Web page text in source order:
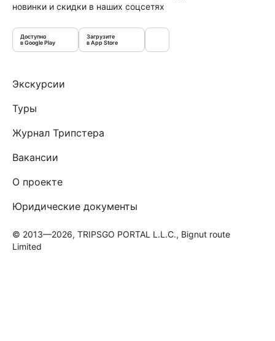
новинки и скидки в наших соцсетях
Доступно
в Google Play
Загрузите
в App Store
Экскурсии
Туры
Журнал Трипстера
Вакансии
О проекте
Юридические документы
© 2013—2026, TRIPSGO PORTAL L.L.C., Bignut route
Limited